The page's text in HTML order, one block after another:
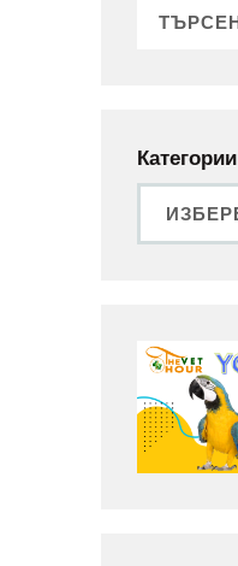
Категории